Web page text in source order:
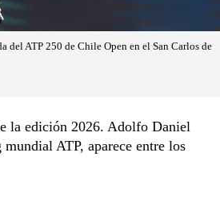
ATP 250 de Chile Open en el San Carlos de
la edición 2026. Adolfo Daniel
ATP, aparece entre los